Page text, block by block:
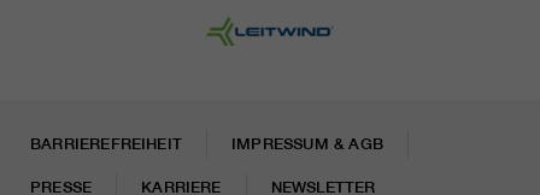
BARRIEREFREIHEIT IMPRESSUM & AGB
PRESSE KARRIERE NEWSLETTER